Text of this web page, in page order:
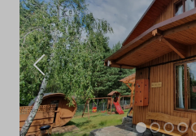
Poprzednia